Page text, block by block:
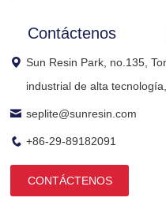
Contáctenos
Sun Resin Park, no.135,
industrial de alta
seplite@sunresin.com
+86-29-89182091
CONTÁCTENOS